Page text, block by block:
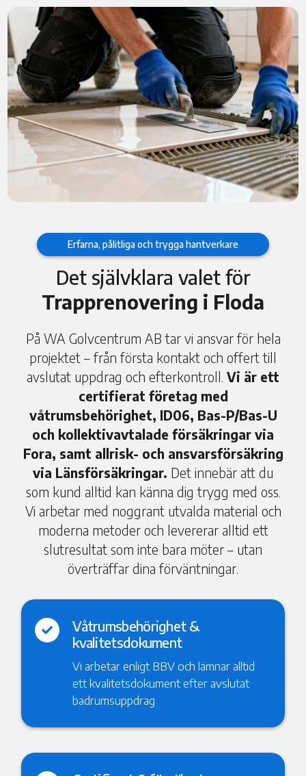
Erfarna, pålitliga och trygga hantverkare
Det självklara valet för
Trapprenovering i Floda
På WA Golvcentrum AB tar vi ansvar för hela
projektet – från första kontakt och offert till
avslutat uppdrag och efterkontroll. Vi är ett
certifierat företag med
våtrumsbehörighet, ID06, Bas-P/Bas-U
och kollektivavtalade försäkringar via
Fora, samt allrisk- och ansvarsförsäkring
via Länsförsäkringar. Det innebär att du
som kund alltid kan känna dig trygg med oss.
Vi arbetar med noggrant utvalda material och
moderna metoder och levererar alltid ett
slutresultat som inte bara möter – utan
överträffar dina förväntningar.

Våtrumsbehörighet &
kvalitetsdokument
Vi arbetar enligt BBV och lämnar alltid
ett kvalitetsdokument efter avslutat
badrumsuppdrag